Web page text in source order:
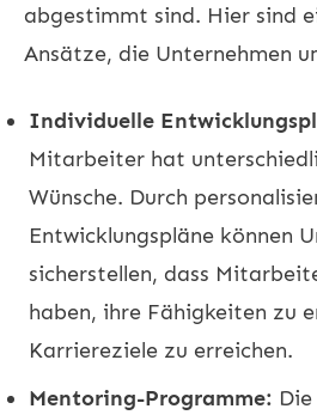
abgestimmt sind. Hier sind
Ansätze, die Unternehmen
Individuelle
Mitarbeiter hat
Wünsche. Durch
Entwicklungspläne können
sicherstellen, dass
haben, ihre Fähigkeiten zu
Karriereziele zu erreichen.
Mentoring-Programme: